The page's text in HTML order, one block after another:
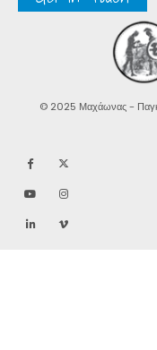
© 2025 Μαχάωνας -